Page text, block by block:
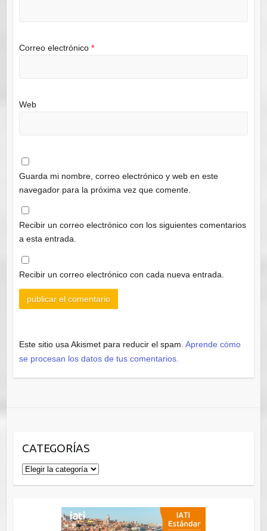
Correo electrónico *
Web
Guarda mi nombre, correo electrónico y web en este
navegador para la próxima vez que comente.
Recibir un correo electrónico con los siguientes comentarios
a esta entrada.
Recibir un correo electrónico con cada nueva entrada.
Este sitio usa Akismet para reducir el spam. Aprende cómo
se procesan los datos de tus comentarios.
CATEGORÍAS
Categorías